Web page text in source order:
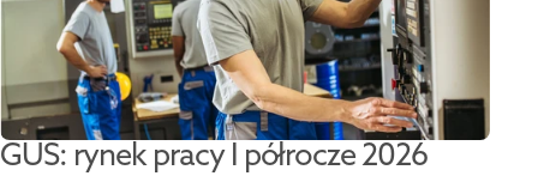
GUS: rynek pracy I półrocze 2026